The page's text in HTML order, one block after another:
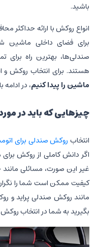
باشید.
انواع روکش با ارائه حداکثر
برای فضای داخلی ماشین
صندلی‌ها، بهترین راه برای
هستند. برای انتخاب روکش و
ماشین را پیدا کنیم، در ادامه
چیزهایی که باید در
انتخاب روکش صندلی برای
اگر دانش کاملی از روکش
غیر این صورت، مسائلی مانند
کیفیت ممکن است شما را
مانند روکش صندلی پراید و
بگیرید به شما در انتخاب